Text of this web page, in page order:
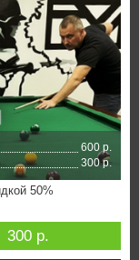
600 р.
300 р.
50%
300 р.